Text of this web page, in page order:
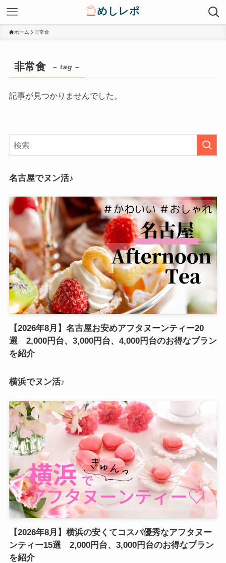
ホーム 非常食
非常食 – tag –
記事が見つかりませんでした。
名古屋でヌン活♪
【2026年8月】名古屋お安めアフタヌーンティー20
選 2,000円台、3,000円台、4,000円台のお得なプラン
を紹介
横浜でヌン活♪
【2026年8月】横浜の安くてコスパ優秀なアフタヌー
ンティー15選 2,000円台、3,000円台のお得なプラン
を紹介